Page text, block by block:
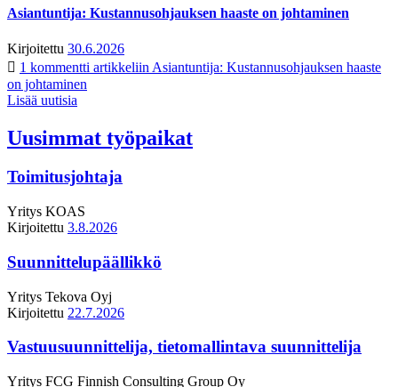
Asiantuntija: Kustannusohjauksen haaste on johtaminen
Kirjoitettu 30.6.2026
1 kommentti artikkeliin Asiantuntija: Kustannusohjauksen haaste
on johtaminen
Lisää uutisia
Uusimmat työpaikat
Toimitusjohtaja
Yritys KOAS
Kirjoitettu 3.8.2026
Suunnittelupäällikkö
Yritys Tekova Oyj
Kirjoitettu 22.7.2026
Vastuusuunnittelija, tietomallintava suunnittelija
Yritys FCG Finnish Consulting Group Oy